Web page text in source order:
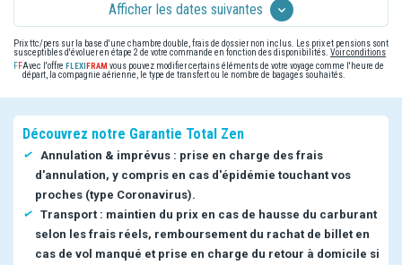
Afficher les dates suivantes
Prix ttc/pers sur la base d'une chambre double, frais de dossier non inclus. Les prix et pensions sont
susceptibles d'évoluer en étape 2 de votre commande en fonction des disponibilités. Voir conditions
Avec l'offre
vous pouvez modifier certains éléments de votre voyage comme l'heure de
départ, la compagnie aérienne, le type de transfert ou le nombre de bagages souhaités.
Découvrez notre Garantie Total Zen
Annulation & imprévus : prise en charge des frais
d'annulation, y compris en cas d'épidémie touchant vos
proches (type Coronavirus).
Transport : maintien du prix en cas de hausse du carburant
selon les frais réels, remboursement du rachat de billet en
cas de vol manqué et prise en charge du retour à domicile si